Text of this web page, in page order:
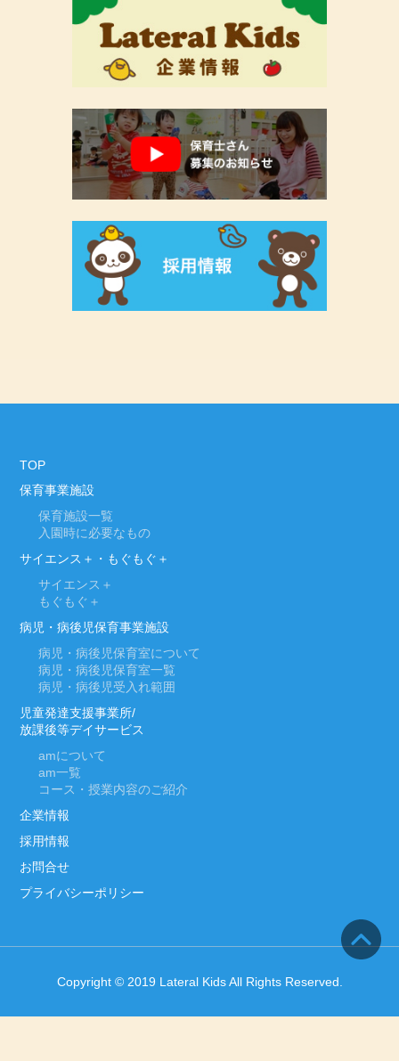
TOP
保育事業施設
保育施設一覧
入園時に必要なもの
サイエンス＋・もぐもぐ＋
サイエンス＋
もぐもぐ＋
病児・病後児保育事業施設
病児・病後児保育室について
病児・病後児保育室一覧
病児・病後児受入れ範囲
児童発達支援事業所/
放課後等デイサービス
amについて
am一覧
コース・授業内容のご紹介
企業情報
採用情報
お問合せ
プライバシーポリシー
Copyright © 2019 Lateral Kids All Rights Reserved.